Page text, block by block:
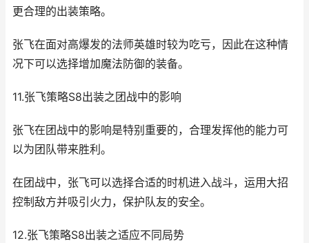
更合理的出装策略。
张飞在面对高爆发的法师英雄时较为吃亏，因此在这种情
况下可以选择增加魔法防御的装备。
11.张飞策略S8出装之团战中的影响
张飞在团战中的影响是特别重要的，合理发挥他的能力可
以为团队带来胜利。
在团战中，张飞可以选择合适的时机进入战斗，运用大招
控制敌方并吸引火力，保护队友的安全。
12.张飞策略S8出装之适应不同局势